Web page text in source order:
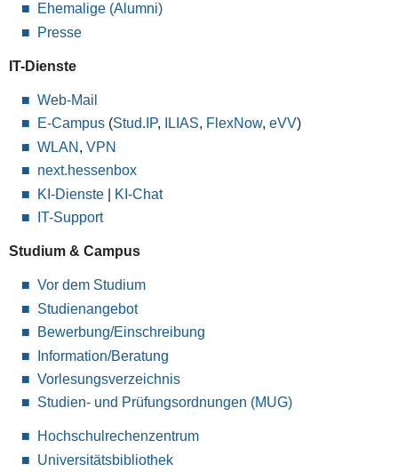
Ehemalige (Alumni)
Presse
IT-Dienste
Web-Mail
E-Campus(Stud.IP, ILIAS, FlexNow, eVV)
WLAN , VPN
next.hessenbox
KI-Dienste|
KI-Chat
IT-Support
Studium & Campus
Vor dem Studium
Studienangebot
Bewerbung/Einschreibung
Information/Beratung
Vorlesungsverzeichnis
Studien- und Prüfungsordnungen (MUG)
Hochschulrechenzentrum
Universitätsbibliothek